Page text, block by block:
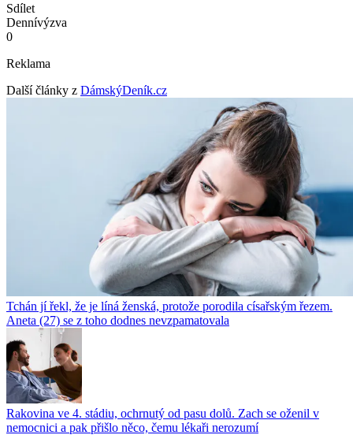
Sdílet
Dennívýzva
0
Reklama
Další články z DámskýDeník.cz
Tchán jí řekl, že je líná ženská, protože porodila císařským řezem.
Aneta (27) se z toho dodnes nevzpamatovala
Rakovina ve 4. stádiu, ochrnutý od pasu dolů. Zach se oženil v
nemocnici a pak přišlo něco, čemu lékaři nerozumí